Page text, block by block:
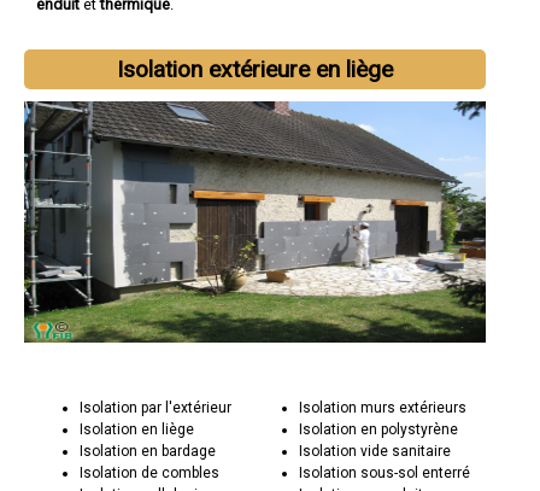
enduit etthermique.
Isolation extérieure en liège
Isolation par l'extérieur
Isolation en liège
Isolation en bardage
Isolation de combles
Isolation murs extérieurs
Isolation en polystyrène
Isolation vide sanitaire
Isolation sous-sol enterré